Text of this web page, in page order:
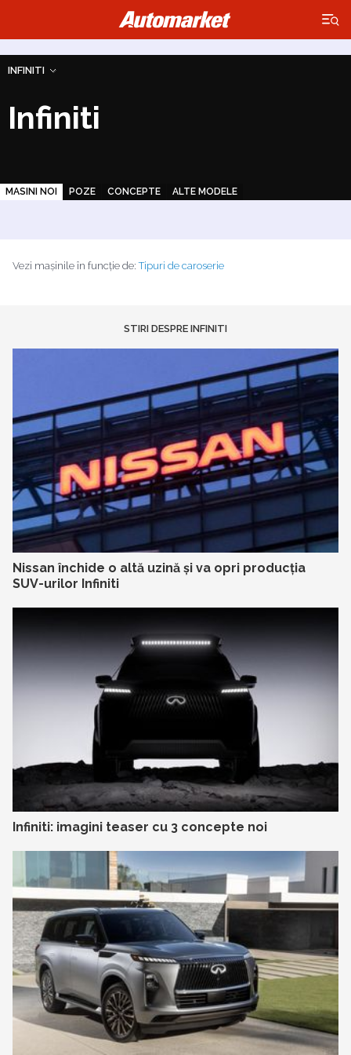
×
INFINITI
Infiniti
MASINI NOI POZE CONCEPTE ALTE MODELE
Vezi mașinile în funcție de:Tipuri de caroserie
STIRI DESPRE INFINITI
Nissan închide o altă uzină și va opri producția
SUV-urilor Infiniti
Infiniti: imagini teaser cu 3 concepte noi